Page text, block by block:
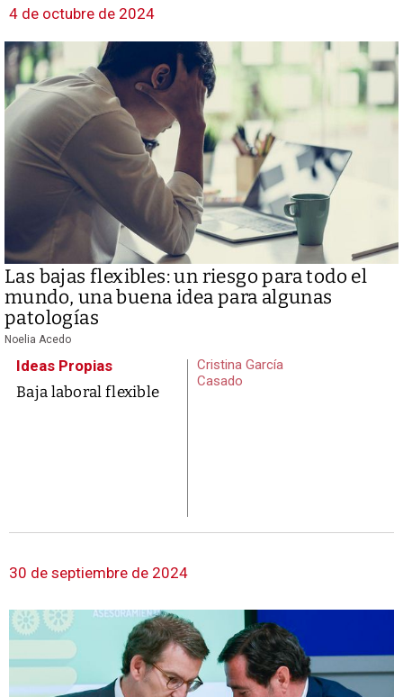
4 de octubre de 2024
Las bajas flexibles: un riesgo para todo el
mundo, una buena idea para algunas
patologías
Noelia Acedo
Ideas Propias
Baja laboral flexible
Cristina García
Casado
30 de septiembre de 2024